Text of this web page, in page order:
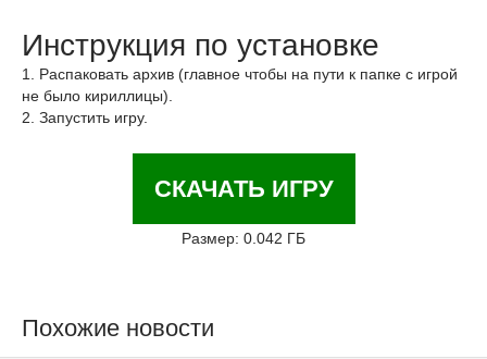
Инструкция по установке
1. Распаковать архив (главное чтобы на пути к папке с игрой
не было кириллицы).
2. Запустить игру.
СКАЧАТЬ ИГРУ
Размер: 0.042 ГБ
Похожие новости